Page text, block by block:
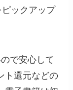
ピックアップ
で安心して
ト還元などの